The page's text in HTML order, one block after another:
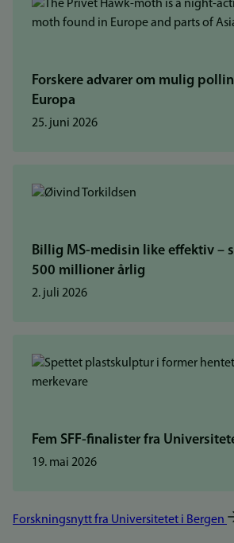
Forskere advarer om mulig
Europa
25. juni 2026
Billig MS-medisin like effektiv –
500 millioner årlig
2. juli 2026
Fem SFF-finalister fra
19. mai 2026
Forskningsnytt fra Universitetet i Bergen